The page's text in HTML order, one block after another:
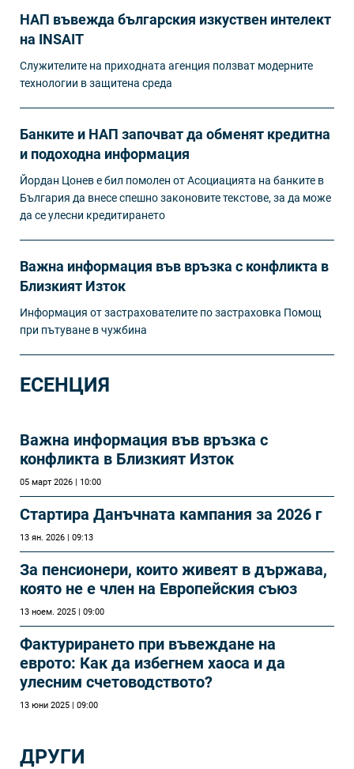
НАП въвежда българския изкуствен интелект
на INSAIT
Служителите на приходната агенция ползват модерните
технологии в защитена среда
Банките и НАП започват да обменят кредитна
и подоходна информация
Йордан Цонев е бил помолен от Асоциацията на банките в
България да внесе спешно законовите текстове, за да може
да се улесни кредитирането
Важна информация във връзка с конфликта в
Близкият Изток
Информация от застрахователите по застраховка Помощ
при пътуване в чужбина
ЕСЕНЦИЯ
Важна информация във връзка с
конфликта в Близкият Изток
05 март 2026 | 10:00
Стартира Данъчната кампания за 2026 г
13 ян. 2026 | 09:13
За пенсионери, които живеят в държава,
която не е член на Европейския съюз
13 ноем. 2025 | 09:00
Фактурирането при въвеждане на
еврото: Как да избегнем хаоса и да
улесним счетоводството?
13 юни 2025 | 09:00
ДРУГИ